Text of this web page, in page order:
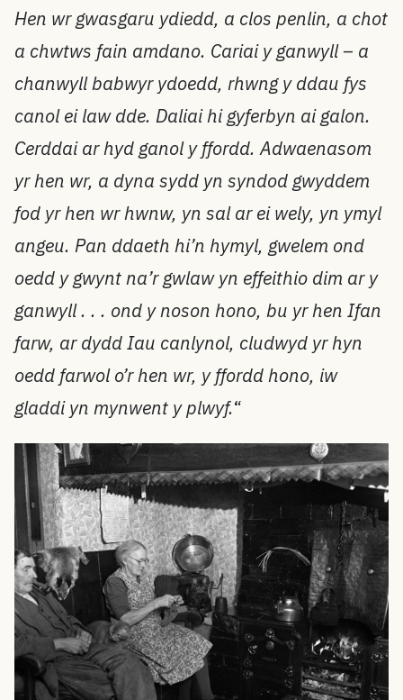
Hen wr gwasgaru ydiedd, a clos penlin, a chot
a chwtws fain amdano. Cariai y ganwyll – a
chanwyll babwyr ydoedd, rhwng y ddau fys
canol ei law dde. Daliai hi gyferbyn ai galon.
Cerddai ar hyd ganol y ffordd. Adwaenasom
yr hen wr, a dyna sydd yn syndod gwyddem
fod yr hen wr hwnw, yn sal ar ei wely, yn ymyl
angeu. Pan ddaeth hi’n hymyl, gwelem ond
oedd y gwynt na’r gwlaw yn effeithio dim ar y
ganwyll . . . ond y noson hono, bu yr hen Ifan
farw, ar dydd Iau canlynol, cludwyd yr hyn
oedd farwol o’r hen wr, y ffordd hono, iw
gladdi yn mynwent y plwyf.“